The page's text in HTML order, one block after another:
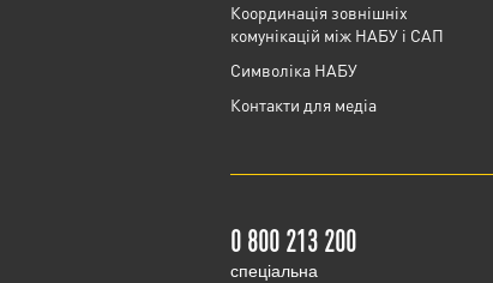
Координація зовнішніх
комунікацій між НАБУ і САП
Cимволіка НАБУ
Контакти для медіа
0 800 213 200
cпеціальна